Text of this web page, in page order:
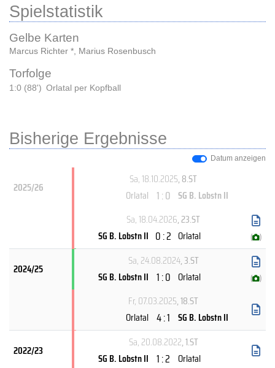
Spielstatistik
Gelbe Karten
Marcus Richter * Marius Rosenbusch
Torfolge
1:0 (88') Orlatal per Kopfball
Bisherige Ergebnisse
Datum anzeigen
2025/26
Sa, 18.10.2025, 8.ST
Orlatal 1 : 0 SG B. Lobstn II
Sa, 18.04.2026, 23.ST
SG B. Lobstn II 0 : 2 Orlatal ( )
2024/25
Sa, 24.08.2024, 3.ST
SG B. Lobstn II 1 : 0 Orlatal ( )
Fr, 07.03.2025, 18.ST
Orlatal 4 : 1 SG B. Lobstn II
2022/23
Sa, 20.08.2022, 1.ST
SG B. Lobstn II 1 : 2 Orlatal